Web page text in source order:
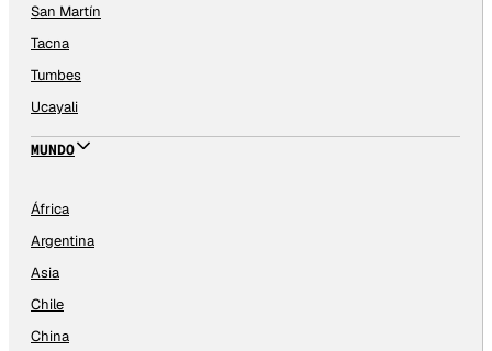
San Martín
Tacna
Tumbes
Ucayali
MUNDO
África
Argentina
Asia
Chile
China